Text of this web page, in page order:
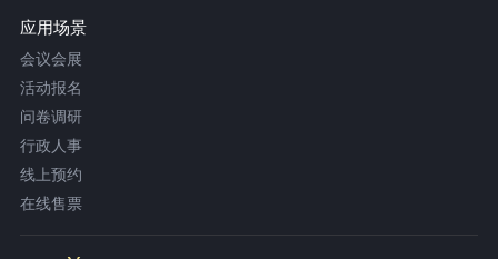
应用场景
会议会展
活动报名
问卷调研
行政人事
线上预约
在线售票